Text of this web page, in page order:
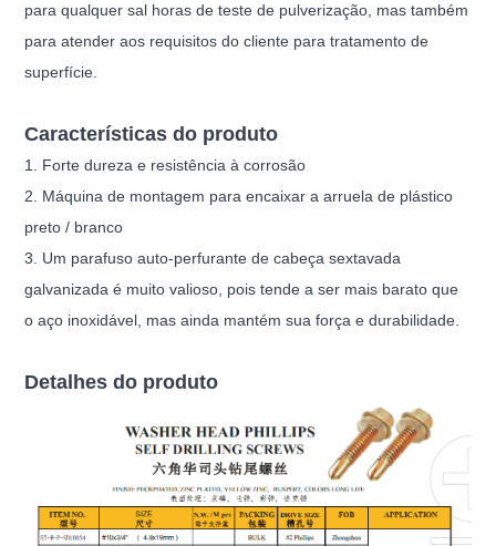
para qualquer sal horas de teste de pulverização, mas também
para atender aos requisitos do cliente para tratamento de
superfície.
Características do produto
1. Forte dureza e resistência à corrosão
2. Máquina de montagem para encaixar a arruela de plástico
preto / branco
3. Um parafuso auto-perfurante de cabeça sextavada
galvanizada é muito valioso, pois tende a ser mais barato que
o aço inoxidável, mas ainda mantém sua força e durabilidade.
Detalhes do produto